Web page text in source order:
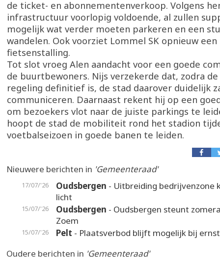
de ticket- en abonnementenverkoop. Volgens
infrastructuur voorlopig voldoende, al zullen
mogelijk wat verder moeten parkeren en een
wandelen. Ook voorziet Lommel SK opnieuw
fietsenstalling.
Tot slot vroeg Alen aandacht voor een goede
de buurtbewoners. Nijs verzekerde dat, zodra
regeling definitief is, de stad daarover duidelijk
communiceren. Daarnaast rekent hij op een
om bezoekers vlot naar de juiste parkings te
hoopt de stad de mobiliteit rond het stadion
voetbalseizoen in goede banen te leiden.
Nieuwere berichten in 'Gemeenteraad'
17/07/'26 Oudsbergen - Uitbreiding bedrijvenzone
licht
15/07/'26 Oudsbergen - Oudsbergen steunt
Zoem
15/07/'26 Pelt - Plaatsverbod blijft mogelijk bij
Oudere berichten in 'Gemeenteraad'